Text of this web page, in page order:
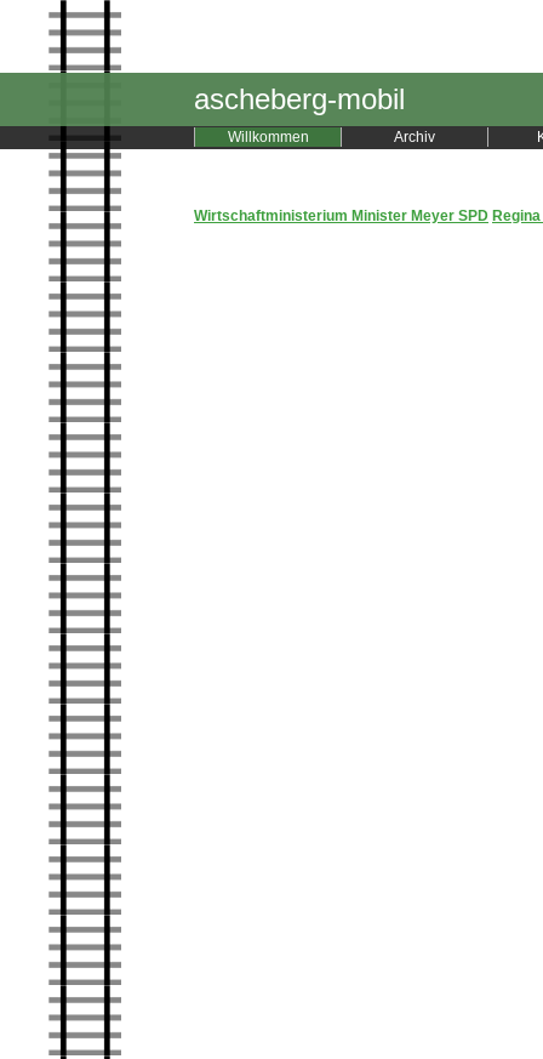
ascheberg-mobil
Willkommen Archiv
Wirtschaftministerium Minister Meyer SPD